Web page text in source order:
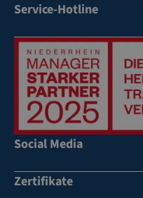
Service-Hotline
Social Media
Zertifikate